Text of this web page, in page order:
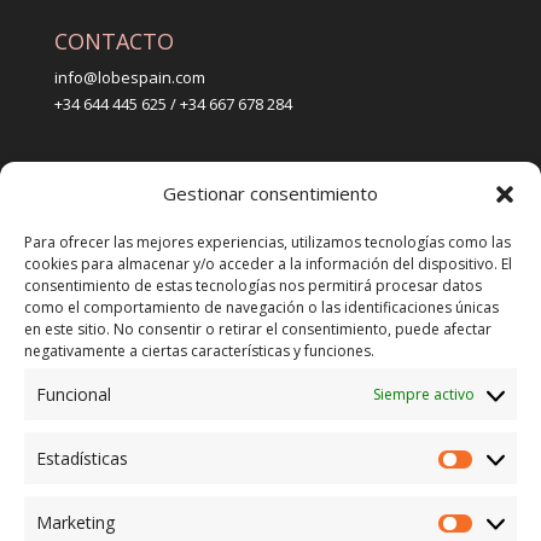
Gestionar consentimiento
Para ofrecer las mejores experiencias, utilizamos tecnologías como las
cookies para almacenar y/o acceder a la información del dispositivo. El
consentimiento de estas tecnologías nos permitirá procesar datos
como el comportamiento de navegación o las identificaciones únicas
en este sitio. No consentir o retirar el consentimiento, puede afectar
negativamente a ciertas características y funciones.
Funcional Siempre activo
Estadísticas
Marketing
CONTACTO
info@lobespain.com
+34 644 445 625 / +34 667 678 284
C/ San José 6, 11004 Cádiz
LEGAL
POLÍTICA DE ENVÍO
ENVÍO GRATUITO*
CAMBIO GARANTIZADO*